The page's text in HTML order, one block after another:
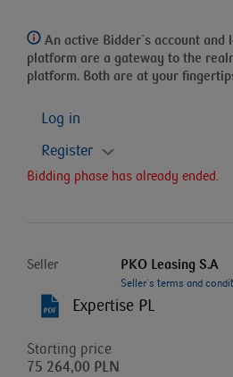
An active Bidder`s account and
platform are a gateway to the
platform. Both are at your
Log in
Register
Bidding phase has already ended.
Seller PKO Leasing S.A
Seller`s terms and
Expertise PL
Starting price
75 264,00 PLN